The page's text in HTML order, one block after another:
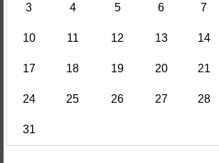
3 4 5 6 7
10 11 12 13 14
17 18 19 20 21
24 25 26 27 28
31